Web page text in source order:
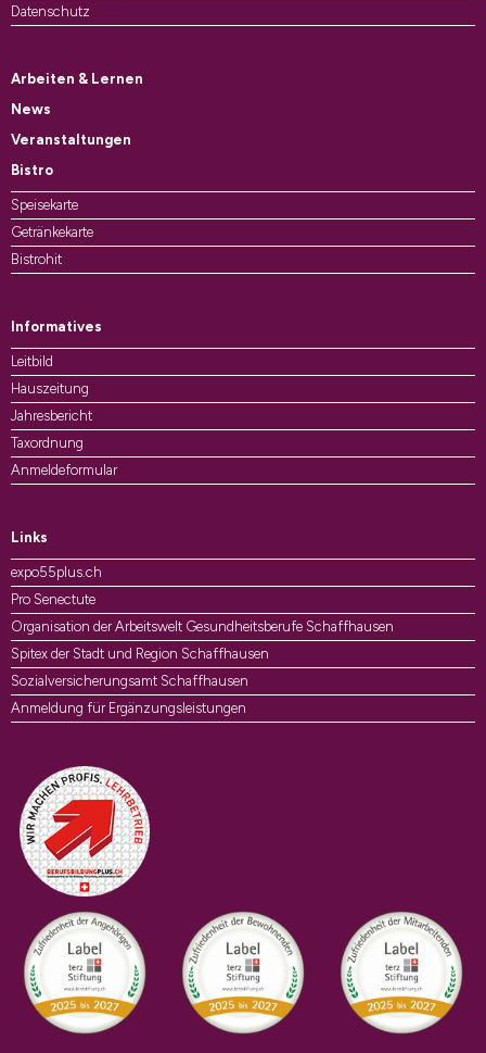
Datenschutz
Arbeiten & Lernen
News
Veranstaltungen
Bistro
Speisekarte
Getränkekarte
Bistrohit
Informatives
Leitbild
Hauszeitung
Jahresbericht
Taxordnung
Anmeldeformular
Links
expo55plus.ch
Pro Senectute
Organisation der Arbeitswelt Gesundheitsberufe Schaffhausen
Spitex der Stadt und Region Schaffhausen
Sozialversicherungsamt Schaffhausen
Anmeldung für Ergänzungsleistungen
Auszeichnungen